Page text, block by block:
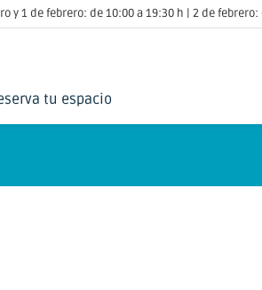
y 1 de febrero: de 10:00 a 19:30 h | 2 de febrero:
tu espacio